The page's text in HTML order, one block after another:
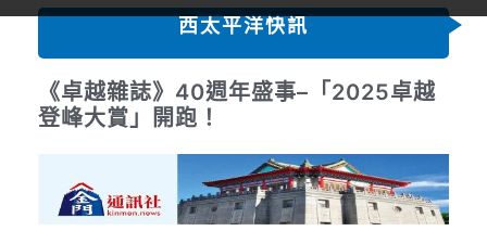
西太平洋快訊
《卓越40菁英獎》見證各界典範 共築社
會善的循環